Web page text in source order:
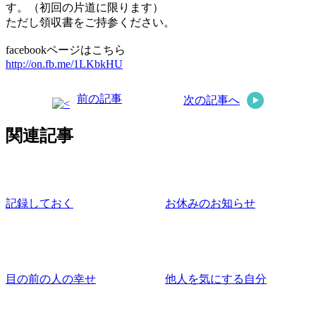
す。（初回の片道に限ります）
ただし領収書をご持参ください。
facebookページはこちら
http://on.fb.me/1LKbkHU
前の記事 次の記事へ
関連記事
記録しておく お休みのお知らせ
目の前の人の幸せ 他人を気にする自分